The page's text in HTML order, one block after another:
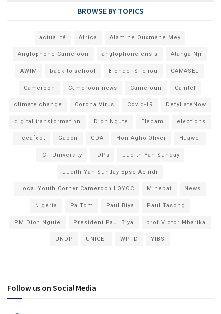
BROWSE BY TOPICS
actualité Africa Alamine Ousmane Mey
Anglophone Cameroon anglophone crisis Atanga Nji
AWIM back to school Blondel Silenou CAMASEJ
Cameroon Cameroon news Cameroun Camtel
climate change Corona Virus Covid-19 DefyHateNow
digital transformation Dion Ngute Elecam elections
Fecafoot Gabon GDA Hon Agho Oliver Huawei
ICT University IDPs Judith Yah Sunday
Judith Yah Sunday Epse Achidi
Local Youth Corner Cameroon LOYOC Minepat News
Nigeria Pa Tom Paul Biya Paul Tasong
PM Dion Ngute President Paul Biya prof Victor Mbarika
UNDP UNICEF WPFD YIBS
Follow us on Social Media